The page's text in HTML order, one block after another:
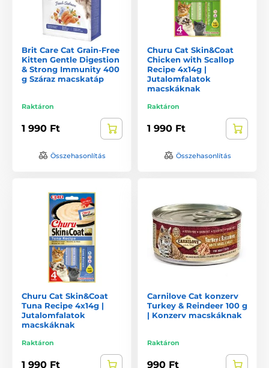
Brit Care Cat Grain-Free
Kitten Gentle Digestion
& Strong Immunity 400
g Száraz macskatáp
Raktáron
1 990 Ft
Összehasonlítás
Churu Cat Skin&Coat
Chicken with Scallop
Recipe 4x14g |
Jutalomfalatok
macskáknak
Raktáron
1 990 Ft
Összehasonlítás
Churu Cat Skin&Coat
Tuna Recipe 4x14g |
Jutalomfalatok
macskáknak
Raktáron
1 990 Ft
Carnilove Cat konzerv
Turkey & Reindeer 100 g
| Konzerv macskáknak
Raktáron
990 Ft